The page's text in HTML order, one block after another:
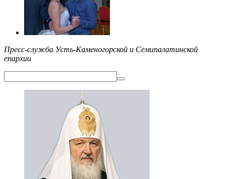
Пресс-служба Усть-Каменогорской и Семипалатинской
епархии